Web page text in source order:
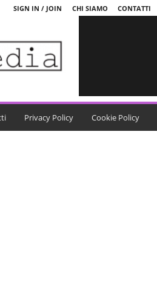
SIGN IN / JOIN CHI SIAMO CONTATTI
Privacy Policy Cookie Policy